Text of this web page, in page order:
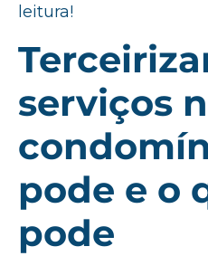
leitura!
serviços
pode e o
pode